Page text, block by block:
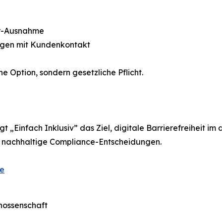
Ausnahme
mit Kundenkontakt
Option, sondern gesetzliche Pflicht.
„Einfach Inklusiv” das Ziel, digitale Barrierefreiheit im
Compliance-Entscheidungen.